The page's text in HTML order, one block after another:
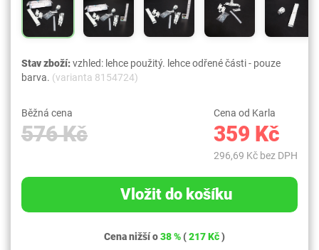
Stav zboží:vzhled: lehce použitý. lehce odřené části - pouze
barva. (varianta 8154724)
Běžná cena
576 Kč
Cena od Karla
359 Kč
296,69 Kč bez DPH
Vložit do košíku
Cena nižší o38 %(217 Kč)